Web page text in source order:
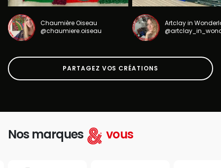
Chaumière Oiseau
@chaumiere.oiseau
Artclay in
PARTAGEZ VOS CRÉATIONS
Nos marques vous